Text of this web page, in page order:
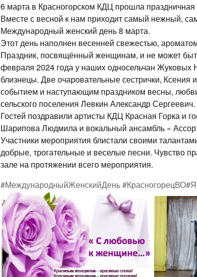
6 марта в Красногорском КДЦ прошла
Вместе с весной к нам приходит самый нежный,
Международный женский день 8 марта.
Этот день наполнен весенней свежестью,
Праздник, посвящённый женщинам, и не может
февраля 2024 года у наших односельчан Жуковых
близнецы. Две очаровательные сестрички, Ксения
событием и наступающим праздником весны,
сельского поселения Левкин Александр Сергеевич.
Гостей поздравили артисты КДЦ Красная Горка и
Шарипова Людмила и вокальный ансамбль «
Участники мероприятия блистали своими
добрые, трогательные и веселые песни. Чувство
зале на протяжении всего мероприятия.
#МеждународныйЖенскийДень#КрасногорецВО